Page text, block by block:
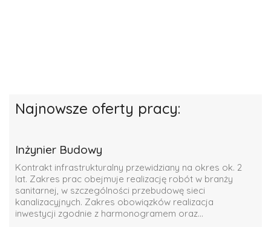
Najnowsze oferty pracy:
Inżynier Budowy
Kontrakt infrastrukturalny przewidziany na okres ok. 2
lat. Zakres prac obejmuje realizację robót w branży
sanitarnej, w szczególności przebudowę sieci
kanalizacyjnych. Zakres obowiązków realizacja
inwestycji zgodnie z harmonogramem oraz...